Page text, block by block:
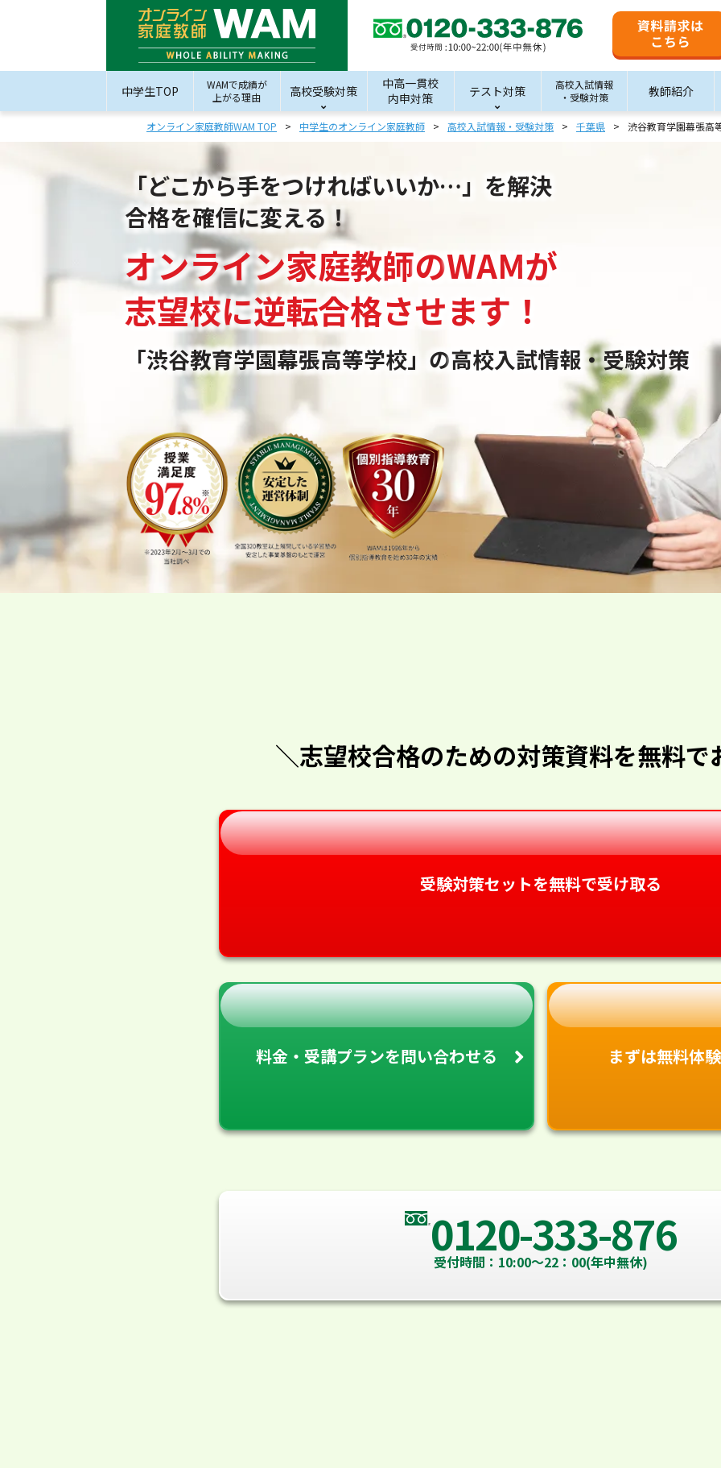
中学生TOP
WAMで成績が
上がる理由
高校受験対策
中高一貫校
内申対策
テスト対策
高校入試情報
・受験対策
教師紹介
オンライン家庭教師WAM TOP 中学生のオンライン家庭教師 高校入試情報・受験対策 千葉県 渋谷教育学園幕張高
「どこから手をつければいいか…」を解決
合格を確信に変える！
オンライン家庭教師のWAMが
志望校に逆転合格させます！
「渋谷教育学園幕張高等学校」の高校入試情報・受験対策
＼志望校合格のための対策資料を無料で
受験対策セットを無料で受け取る
料金・受講プランを問い合わせる まずは無料体験
0120-333-876
受付時間：10:00～22：00(年中無休)